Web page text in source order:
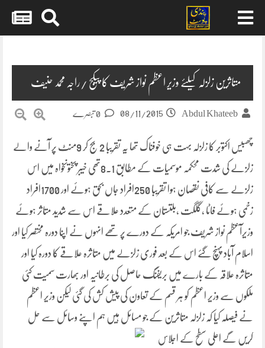
متاثرین زلزلہ کیلئے وزیر اعظم نواز شریف کا پیکج /راجہ محمد حنیف
Abdul Khateeb
08/11/2015
چھبیس اکتوبر کا زلزلہ بہت ہی خوفناک تھا یہ تقریبا 2 بج کر 9منٹ پر آنے والے
زلزلے کی شدت محکمہ موسمیات کے مطابق 8.1تھی خیبر پختونخواہ میں اس
زلزلے سے کافی نقصان ہوا تقریبا 250افراد جاں بحق ہوئے اور 1700افراد
زخمی ہوئے فاٹا ،گلگت ،بلتستان کے متعدد علاقے اس سے شدید متاثر ہوئے
وزیرآعظم نواز شریف جو امریکہ کے دورے پر تھے انہوں نے اپنا دورہ مختصر کیا اور
اسلام آباد پہنچ گئے اس کے بعد فوری زلزلے میں متاثرہ علاقے کا دورہ کیا اور
متاثرہ علاقہ کے بارے میں بریفنگ حاصل کی برطانیہ اور بھارت سمیت کئی
ملکوں سے وزیر اعظم کو ہر قسم کے تعاون کی پیش کش کی گئی لیکن وزیر اعظم
نے فیصلہ کیا کہ زلزلہ متاثرین کے جومسائل ہیں ہم اپنے وسائل سے حل
کریں گے اعلی سطح کے اجلاس